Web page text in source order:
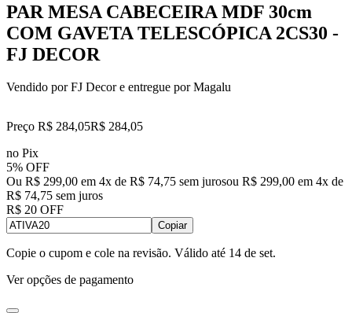
PAR MESA CABECEIRA MDF 30cm
COM GAVETA TELESCÓPICA 2CS30 -
FJ DECOR
Vendido porFJ Decore entregue por Magalu
Preço R$ 284,05R$ 284,05
no Pix
5% OFF
Ou R$ 299,00 em 4x de R$ 74,75 sem jurosou R$ 299,00 em 4x de
R$ 74,75 sem juros
R$ 20 OFF
Copiar
Copie o cupom e cole na revisão. Válido até 14 de set.
Ver opções de pagamento